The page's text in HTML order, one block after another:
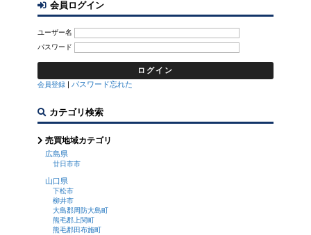
会員ログイン
ユーザー名
パスワード
会員登録 | パスワード忘れた
カテゴリ検索
売買地域カテゴリ
広島県
廿日市市
山口県
下松市
柳井市
大島郡周防大島町
熊毛郡上関町
熊毛郡田布施町